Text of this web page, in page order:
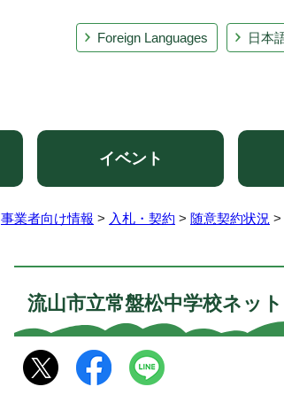
Foreign Languages 日本
イベント
事業者向け情報 > 入札・契約 > 随意契約状況 >
流山市立常盤松中学校ネッ